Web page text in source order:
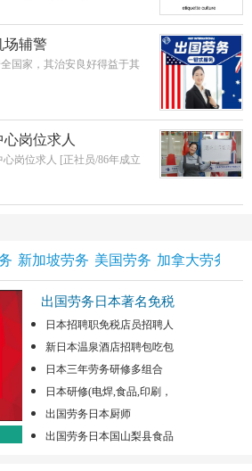
场辅警
国家，其治安良好得益于其
岗位求人
岗位求人 [正社员/86年成立
新加坡劳务 美国劳务 加拿大劳务
出国劳务日本著名免税
日本招聘职免税店员招聘人
新日本温泉酒店招聘包吃包
日本三年劳务研修多组合
日本研修(电焊,食品,印刷，
出国劳务日本厨师
出国劳务日本国山梨县食品